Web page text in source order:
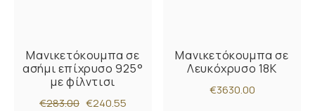
Μανικετόκουμπα σε
ασήμι επίχρυσο 925°
με φίλντισι
€283.00 €240.55
Μανικετόκουμπα σε
Λευκόχρυσο 18K
€3630.00